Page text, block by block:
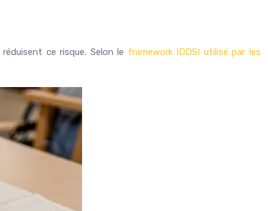
réduisent ce risque. Selon le framework IDDSI utilisé par les